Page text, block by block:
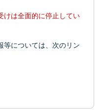
けは全面的に停止してい
等については、次のリン